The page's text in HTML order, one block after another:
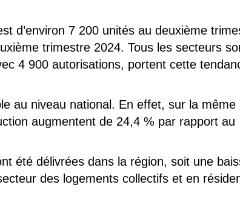
d’environ 7 200 unités au deuxième
trimestre 2024. Tous les secteurs
4 900 autorisations, portent cette
au niveau national. En effet, sur la même
augmentent de 24,4 % par rapport au
été délivrées dans la région, soit une
des logements collectifs et en